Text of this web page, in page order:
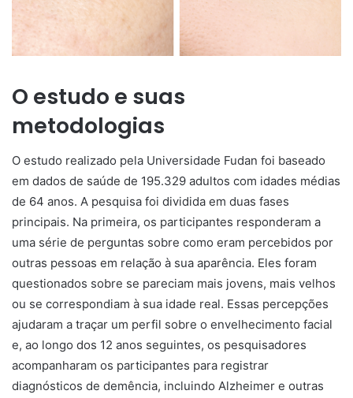
O estudo e suas
metodologias
O estudo realizado pela Universidade Fudan foi baseado
em dados de saúde de 195.329 adultos com idades médias
de 64 anos. A pesquisa foi dividida em duas fases
principais. Na primeira, os participantes responderam a
uma série de perguntas sobre como eram percebidos por
outras pessoas em relação à sua aparência. Eles foram
questionados sobre se pareciam mais jovens, mais velhos
ou se correspondiam à sua idade real. Essas percepções
ajudaram a traçar um perfil sobre o envelhecimento facial
e, ao longo dos 12 anos seguintes, os pesquisadores
acompanharam os participantes para registrar
diagnósticos de demência, incluindo Alzheimer e outras